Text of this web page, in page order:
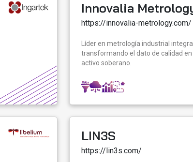
Innovalia
https://innovalia-metrology.com/
Líder en metrología industrial
transformando el dato de calidad en
activo soberano.
LIN3S
https://lin3s.com/